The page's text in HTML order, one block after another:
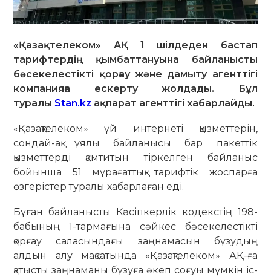
«Қазақтелеком» АҚ 1 шілдеден бастап
тарифтердің қымбаттануына байланысты
бәсекелестікті қорғау және дамыту агенттігі
компанияға ескерту жолдады. Бұл
туралы Stan.kz ақпарат агенттігі хабарлайды.
«Қазақтелеком» үй интернеті қызметтерін,
сондай-ақ ұялы байланысы бар пакеттік
қызметтерді қамтитын тіркелген байланыс
бойынша 51 мұрағаттық тарифтік жоспарға
өзгерістер туралы хабарлаған еді.
Бұған байланысты Кәсіпкерлік кодекстің 198-
бабының 1-тармағына сәйкес бәсекелестікті
қорғау саласындағы заңнамасын бұзудың
алдын алу мақсатында «Қазақтелеком» АҚ-ға
қатысты заңнаманы бұзуға әкеп соғуы мүмкін іс-